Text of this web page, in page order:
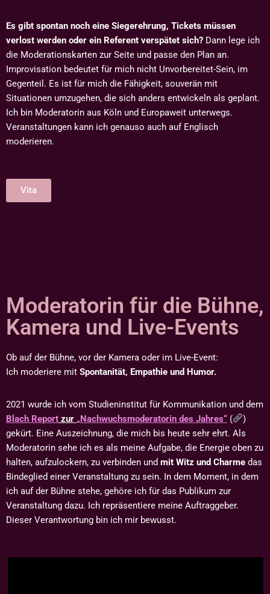
Es gibt spontan noch eine Siegerehrung, Tickets müssen
verlost werden oder ein Referent verspätet sich? Dann lege ich
die Moderationskarten zur Seite und passe den Plan an.
Improvisation bedeutet für mich nicht Unvorbereitet-Sein, im
Gegenteil. Es ist für mich die Fähigkeit, souverän mit
Situationen umzugehen, die sich anders entwickeln als geplant.
Ich bin Moderatorin aus Köln und Europaweit unterwegs.
Veranstaltungen kann ich genauso auch auf Englisch
moderieren.
Vita
Moderatorin für die Bühne,
Kamera und Live-Events
Ob auf der Bühne, vor der Kamera oder im Live-Event:
Ich moderiere mit Spontanität, Empathie und Humor.
2021 wurde ich vom Studieninstitut für Kommunikation und dem
Blach Report zur „Nachwuchsmoderatorin des Jahres“ (
)
gekürt. Eine Auszeichnung, die mich bis heute sehr ehrt. Als
Moderatorin sehe ich es als meine Aufgabe, die Energie oben zu
halten, aufzulockern, zu verbinden und mit Witz und Charme das
Bindeglied einer Veranstaltung zu sein. In dem Moment, in dem
ich auf der Bühne stehe, gehöre ich für das Publikum zur
Veranstaltung dazu. Ich repräsentiere meine Auftraggeber.
Dieser Verantwortung bin ich mir bewusst.